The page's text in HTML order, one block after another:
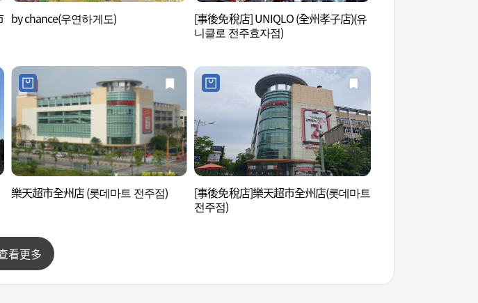
by chance(우연하게도)
[事後免稅店] UNIQLO (全州孝子店)(유
니클로 전주효자점)
樂天超市全州店 (롯데마트 전주점)
[事後免稅店]樂天超市全州店(롯데마트
전주점)
看更多